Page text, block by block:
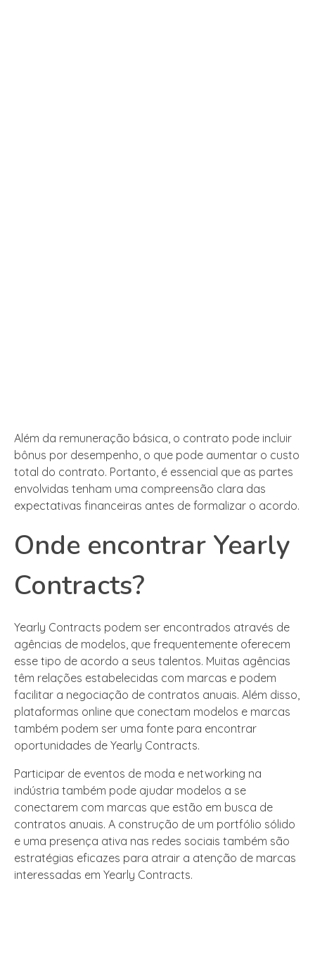
Além da remuneração básica, o contrato pode incluir
bônus por desempenho, o que pode aumentar o custo
total do contrato. Portanto, é essencial que as partes
envolvidas tenham uma compreensão clara das
expectativas financeiras antes de formalizar o acordo.
Onde encontrar Yearly
Contracts?
Yearly Contracts podem ser encontrados através de
agências de modelos, que frequentemente oferecem
esse tipo de acordo a seus talentos. Muitas agências
têm relações estabelecidas com marcas e podem
facilitar a negociação de contratos anuais. Além disso,
plataformas online que conectam modelos e marcas
também podem ser uma fonte para encontrar
oportunidades de Yearly Contracts.
Participar de eventos de moda e networking na
indústria também pode ajudar modelos a se
conectarem com marcas que estão em busca de
contratos anuais. A construção de um portfólio sólido
e uma presença ativa nas redes sociais também são
estratégias eficazes para atrair a atenção de marcas
interessadas em Yearly Contracts.